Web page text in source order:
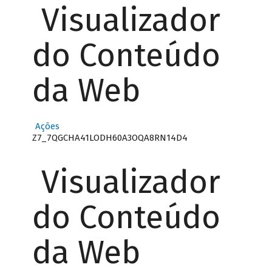
Visualizador
do Conteúdo
da Web
Ações
Z7_7QGCHA41LODH60A3OQA8RN14D4
Visualizador
do Conteúdo
da Web